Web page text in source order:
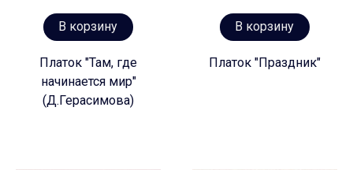
В корзину
Платок "Там, где
начинается мир"
(Д.Герасимова)
В корзину
Платок "Праздник"